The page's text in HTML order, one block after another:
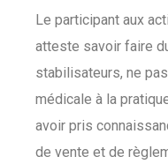
Le participant aux
atteste savoir faire
stabilisateurs, ne
médicale à la
avoir pris
de vente et de